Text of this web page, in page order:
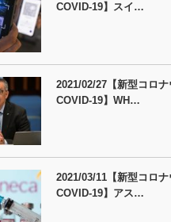
COVID-19】スイ…
2021/02/27【新型コロナ
COVID-19】WH…
2021/03/11【新型コロナ
COVID-19】アス…